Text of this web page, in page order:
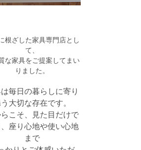
根ざした家具専門店とし
て、
な家具をご提案してまい
りました。
毎日の暮らしに寄り
大切な存在です。
こそ、見た目だけで
座り心地や使い心地
まで